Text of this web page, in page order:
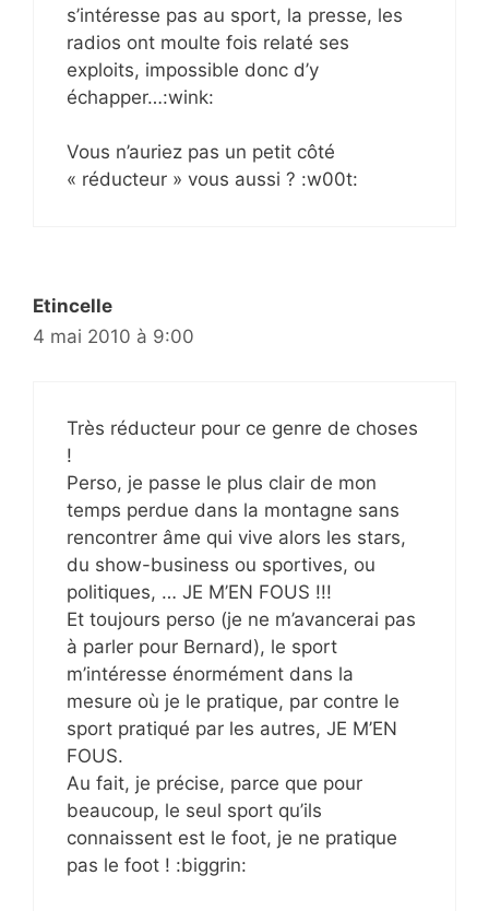
s’intéresse pas au sport, la presse, les
radios ont moulte fois relaté ses
exploits, impossible donc d’y
échapper…:wink:
Vous n’auriez pas un petit côté
« réducteur » vous aussi ? :w00t:
Etincelle
4 mai 2010 à 9:00
Très réducteur pour ce genre de choses
!
Perso, je passe le plus clair de mon
temps perdue dans la montagne sans
rencontrer âme qui vive alors les stars,
du show-business ou sportives, ou
politiques, … JE M’EN FOUS !!!
Et toujours perso (je ne m’avancerai pas
à parler pour Bernard), le sport
m’intéresse énormément dans la
mesure où je le pratique, par contre le
sport pratiqué par les autres, JE M’EN
FOUS.
Au fait, je précise, parce que pour
beaucoup, le seul sport qu’ils
connaissent est le foot, je ne pratique
pas le foot ! :biggrin: